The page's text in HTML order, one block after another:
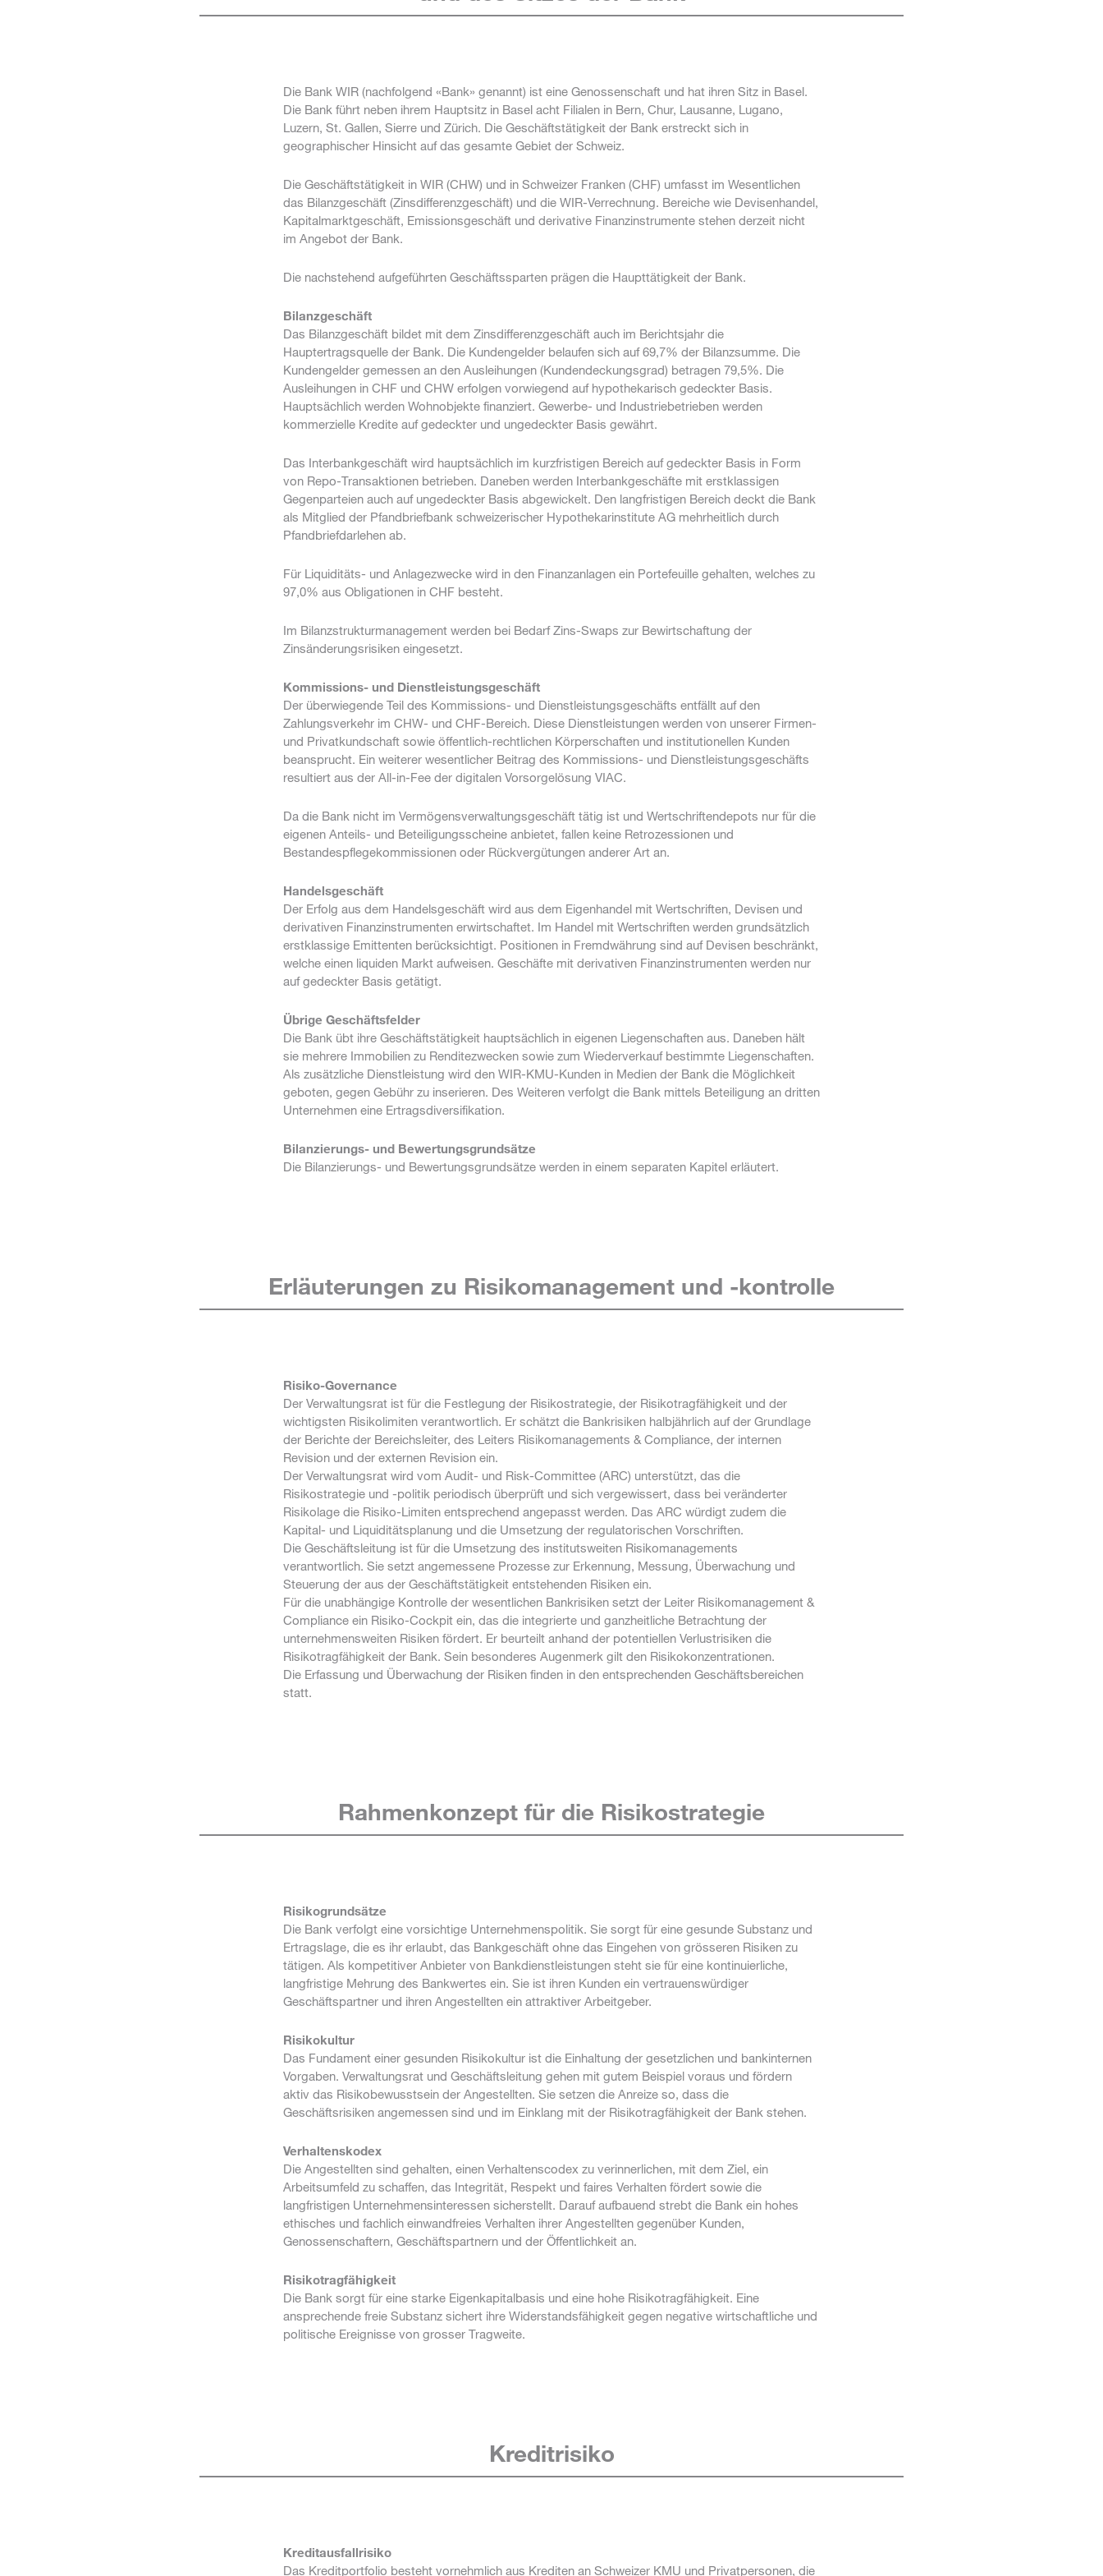
Die Bank WIR (nachfolgend «Bank» genannt) ist eine Genossenschaft und hat ihren Sitz in Basel.
Die Bank führt neben ihrem Hauptsitz in Basel acht Filialen in Bern, Chur, Lausanne, Lugano,
Luzern, St. Gallen, Sierre und Zürich. Die Geschäftstätigkeit der Bank erstreckt sich in
geographischer Hinsicht auf das gesamte Gebiet der Schweiz.
Die Geschäftstätigkeit in WIR (CHW) und in Schweizer Franken (CHF) umfasst im Wesentlichen
das Bilanzgeschäft (Zinsdifferenzgeschäft) und die WIR-Verrechnung. Bereiche wie Devisenhandel,
Kapitalmarktgeschäft, Emissionsgeschäft und derivative Finanzinstrumente stehen derzeit nicht
im Angebot der Bank.
Die nachstehend aufgeführten Geschäftssparten prägen die Haupttätigkeit der Bank.
Bilanzgeschäft
Das Bilanzgeschäft bildet mit dem Zinsdifferenzgeschäft auch im Berichtsjahr die
Hauptertragsquelle der Bank. Die Kundengelder belaufen sich auf 69,7% der Bilanzsumme. Die
Kundengelder gemessen an den Ausleihungen (Kundendeckungsgrad) betragen 79,5%. Die
Ausleihungen in CHF und CHW erfolgen vorwiegend auf hypothekarisch gedeckter Basis.
Hauptsächlich werden Wohnobjekte finanziert. Gewerbe- und Industriebetrieben werden
kommerzielle Kredite auf gedeckter und ungedeckter Basis gewährt.
Das Interbankgeschäft wird hauptsächlich im kurzfristigen Bereich auf gedeckter Basis in Form
von Repo-Transaktionen betrieben. Daneben werden Interbankgeschäfte mit erstklassigen
Gegenparteien auch auf ungedeckter Basis abgewickelt. Den langfristigen Bereich deckt die Bank
als Mitglied der Pfandbriefbank schweizerischer Hypothekarinstitute AG mehrheitlich durch
Pfandbriefdarlehen ab.
Für Liquiditäts- und Anlagezwecke wird in den Finanzanlagen ein Portefeuille gehalten, welches zu
97,0% aus Obligationen in CHF besteht.
Im Bilanzstrukturmanagement werden bei Bedarf Zins-Swaps zur Bewirtschaftung der
Zinsänderungsrisiken eingesetzt.
Kommissions- und Dienstleistungsgeschäft
Der überwiegende Teil des Kommissions- und Dienstleistungsgeschäfts entfällt auf den
Zahlungsverkehr im CHW- und CHF-Bereich. Diese Dienstleistungen werden von unserer Firmen-
und Privatkundschaft sowie öffentlich-rechtlichen Körperschaften und institutionellen Kunden
beansprucht. Ein weiterer wesentlicher Beitrag des Kommissions- und Dienstleistungsgeschäfts
resultiert aus der All-in-Fee der digitalen Vorsorgelösung VIAC.
Da die Bank nicht im Vermögensverwaltungsgeschäft tätig ist und Wertschriftendepots nur für die
eigenen Anteils- und Beteiligungsscheine anbietet, fallen keine Retrozessionen und
Bestandespflegekommissionen oder Rückvergütungen anderer Art an.
Handelsgeschäft
Der Erfolg aus dem Handelsgeschäft wird aus dem Eigenhandel mit Wertschriften, Devisen und
derivativen Finanzinstrumenten erwirtschaftet. Im Handel mit Wertschriften werden grundsätzlich
erstklassige Emittenten berücksichtigt. Positionen in Fremdwährung sind auf Devisen beschränkt,
welche einen liquiden Markt aufweisen. Geschäfte mit derivativen Finanzinstrumenten werden nur
auf gedeckter Basis getätigt.
Übrige Geschäftsfelder
Die Bank übt ihre Geschäftstätigkeit hauptsächlich in eigenen Liegenschaften aus. Daneben hält
sie mehrere Immobilien zu Renditezwecken sowie zum Wiederverkauf bestimmte Liegenschaften.
Als zusätzliche Dienstleistung wird den WIR-KMU-Kunden in Medien der Bank die Möglichkeit
geboten, gegen Gebühr zu inserieren. Des Weiteren verfolgt die Bank mittels Beteiligung an dritten
Unternehmen eine Ertragsdiversifikation.
Bilanzierungs- und Bewertungsgrundsätze
Die Bilanzierungs- und Bewertungsgrundsätze werden in einem separaten Kapitel erläutert.
Erläuterungen zu Risikomanagement und -kontrolle
Risiko-Governance
Der Verwaltungsrat ist für die Festlegung der Risikostrategie, der Risikotragfähigkeit und der
wichtigsten Risikolimiten verantwortlich. Er schätzt die Bankrisiken halbjährlich auf der Grundlage
der Berichte der Bereichsleiter, des Leiters Risikomanagements & Compliance, der internen
Revision und der externen Revision ein.
Der Verwaltungsrat wird vom Audit- und Risk-Committee (ARC) unterstützt, das die
Risikostrategie und -politik periodisch überprüft und sich vergewissert, dass bei veränderter
Risikolage die Risiko-Limiten entsprechend angepasst werden. Das ARC würdigt zudem die
Kapital- und Liquiditätsplanung und die Umsetzung der regulatorischen Vorschriften.
Die Geschäftsleitung ist für die Umsetzung des institutsweiten Risikomanagements
verantwortlich. Sie setzt angemessene Prozesse zur Erkennung, Messung, Überwachung und
Steuerung der aus der Geschäftstätigkeit entstehenden Risiken ein.
Für die unabhängige Kontrolle der wesentlichen Bankrisiken setzt der Leiter Risikomanagement &
Compliance ein Risiko-Cockpit ein, das die integrierte und ganzheitliche Betrachtung der
unternehmensweiten Risiken fördert. Er beurteilt anhand der potentiellen Verlustrisiken die
Risikotragfähigkeit der Bank. Sein besonderes Augenmerk gilt den Risikokonzentrationen.
Die Erfassung und Überwachung der Risiken finden in den entsprechenden Geschäftsbereichen
statt.
Rahmenkonzept für die Risikostrategie
Risikogrundsätze
Die Bank verfolgt eine vorsichtige Unternehmenspolitik. Sie sorgt für eine gesunde Substanz und
Ertragslage, die es ihr erlaubt, das Bankgeschäft ohne das Eingehen von grösseren Risiken zu
tätigen. Als kompetitiver Anbieter von Bankdienstleistungen steht sie für eine kontinuierliche,
langfristige Mehrung des Bankwertes ein. Sie ist ihren Kunden ein vertrauenswürdiger
Geschäftspartner und ihren Angestellten ein attraktiver Arbeitgeber.
Risikokultur
Das Fundament einer gesunden Risikokultur ist die Einhaltung der gesetzlichen und bankinternen
Vorgaben. Verwaltungsrat und Geschäftsleitung gehen mit gutem Beispiel voraus und fördern
aktiv das Risikobewusstsein der Angestellten. Sie setzen die Anreize so, dass die
Geschäftsrisiken angemessen sind und im Einklang mit der Risikotragfähigkeit der Bank stehen.
Verhaltenskodex
Die Angestellten sind gehalten, einen Verhaltenscodex zu verinnerlichen, mit dem Ziel, ein
Arbeitsumfeld zu schaffen, das Integrität, Respekt und faires Verhalten fördert sowie die
langfristigen Unternehmensinteressen sicherstellt. Darauf aufbauend strebt die Bank ein hohes
ethisches und fachlich einwandfreies Verhalten ihrer Angestellten gegenüber Kunden,
Genossenschaftern, Geschäftspartnern und der Öffentlichkeit an.
Risikotragfähigkeit
Die Bank sorgt für eine starke Eigenkapitalbasis und eine hohe Risikotragfähigkeit. Eine
ansprechende freie Substanz sichert ihre Widerstandsfähigkeit gegen negative wirtschaftliche und
politische Ereignisse von grosser Tragweite.
Kreditrisiko
Kreditausfallrisiko
Das Kreditportfolio besteht vornehmlich aus Krediten an Schweizer KMU und Privatpersonen, die